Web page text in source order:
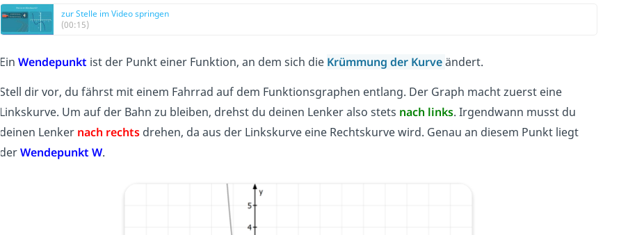
zur Stelle im Video springen
(00:15)
Ein Wendepunkt ist der Punkt einer Funktion, an dem sich die Krümmung der Kurveändert.
Stell dir vor, du fährst mit einem Fahrrad auf dem Funktionsgraphen entlang. Der Graph macht zuerst eine
Linkskurve. Um auf der Bahn zu bleiben, drehst du deinen Lenker also stets nach links. Irgendwann musst du
deinen Lenker nach rechtsdrehen, da aus der Linkskurve eine Rechtskurve wird. Genau an diesem Punkt liegt
derWendepunkt W.